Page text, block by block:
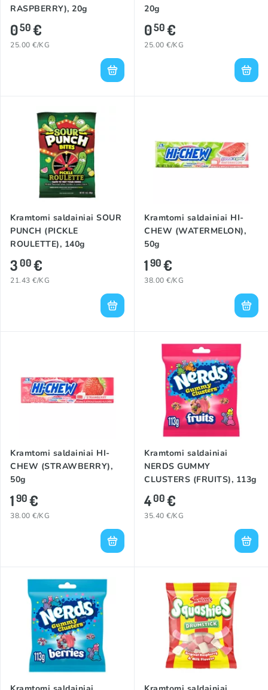
RASPBERRY), 20g
050€
25.00 €/KG
20g
050€
25.00 €/KG
Kramtomi saldainiai SOUR
PUNCH (PICKLE
ROULETTE), 140g
300€
21.43 €/KG
Kramtomi saldainiai HI-
CHEW (WATERMELON),
50g
190€
38.00 €/KG
Kramtomi saldainiai HI-
CHEW (STRAWBERRY),
50g
190€
38.00 €/KG
Kramtomi saldainiai
NERDS GUMMY
CLUSTERS (FRUITS), 113g
400€
35.40 €/KG